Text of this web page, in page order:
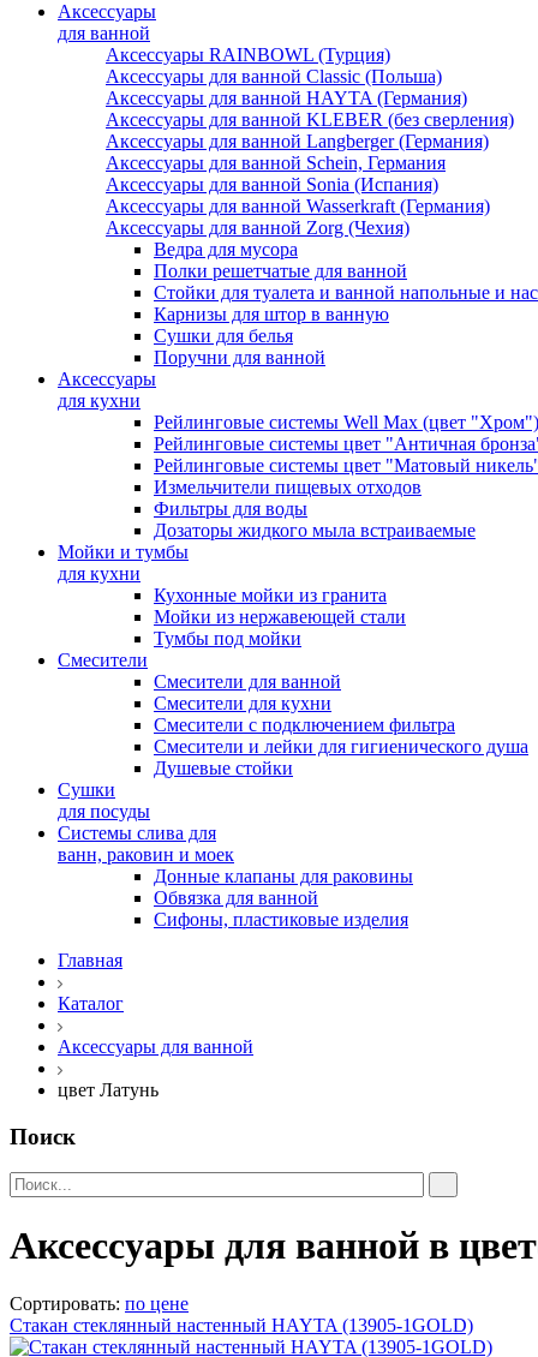
Аксессуары
для ванной
Аксессуары RAINBOWL (Турция)
Аксессуары для ванной Classic (Польша)
Аксессуары для ванной HAYTA (Германия)
Аксессуары для ванной KLEBER (без сверления)
Аксессуары для ванной Langberger (Германия)
Аксессуары для ванной Schein, Германия
Аксессуары для ванной Sonia (Испания)
Аксессуары для ванной Wasserkraft (Германия)
Аксессуары для ванной Zorg (Чехия)
Ведра для мусора
Полки решетчатые для ванной
Стойки для туалета и ванной напольные и
Карнизы для штор в ванную
Сушки для белья
Поручни для ванной
Аксессуары
для кухни
Рейлинговые системы Well Max (цвет "Хром")
Рейлинговые системы цвет "Античная
Рейлинговые системы цвет "Матовый
Измельчители пищевых отходов
Фильтры для воды
Дозаторы жидкого мыла встраиваемые
Мойки и тумбы
для кухни
Кухонные мойки из гранита
Мойки из нержавеющей стали
Тумбы под мойки
Смесители
Смесители для ванной
Смесители для кухни
Смесители с подключением фильтра
Cмесители и лейки для гигиенического душа
Душевые стойки
Сушки
для посуды
Системы слива для
ванн, раковин и моек
Донные клапаны для раковины
Обвязка для ванной
Сифоны, пластиковые изделия
Главная
Каталог
Аксессуары для ванной
цвет Латунь
Поиск
Аксессуары для ванной в
Сортировать: по цене
Стакан стеклянный настенный HAYTA (13905-1GOLD)